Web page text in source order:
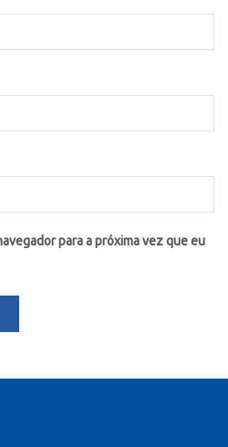
para a próxima vez que eu